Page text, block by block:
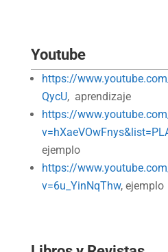
Youtube
https://
QycU, aprendizaje
https://
ejemplo
https://
v=6u_YinNqThw, ejemplo